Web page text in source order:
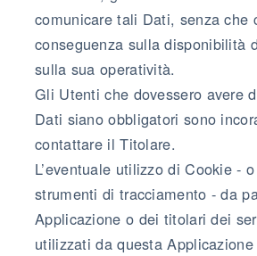
comunicare tali Dati, senza che
conseguenza sulla disponibilità
sulla sua operatività.
Gli Utenti che dovessero avere
Dati siano obbligatori sono
contattare il Titolare.
L’eventuale utilizzo di Cookie -
strumenti di tracciamento - da
Applicazione o dei titolari dei
utilizzati da questa